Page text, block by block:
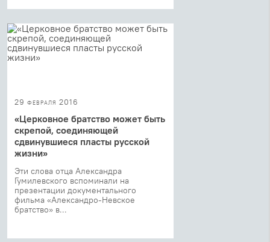
29 февраля 2016
«Церковное братство может быть
скрепой, соединяющей
сдвинувшиеся пласты русской
жизни»
Эти слова отца Александра
Гумилевского вспоминали на
презентации документального
фильма «Александро-Невское
братство» в...